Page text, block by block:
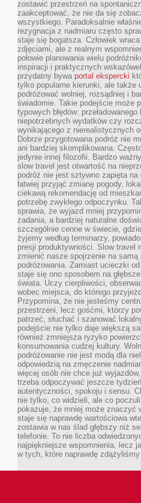
zostawić przestrzeń na
zaakceptować, że nie da się
wszystkiego. Paradoksalnie
rezygnacja z nadmiaru często
staje się bogatsza. Człowiek
zdjęciami, ale z realnym
połowie planowania wielu
inspiracji i praktycznych
przydatny bywa portal ekspercki
tylko popularne kierunki, ale także
podróżować wolniej, rozsądniej i
świadomie. Takie podejście może
typowych błędów: przeładowanego
niepotrzebnych wydatków czy
wynikającego z nierealistycznych
Dobrze przygotowana podróż nie
ani bardziej skomplikowana.
jedynie innej filozofii. Bardzo
slow travel jest otwartość na
podróż nie jest sztywno zapięta na
łatwiej przyjąć zmianę pogody,
ciekawą rekomendację od
potrzebę zwykłego odpoczynku.
sprawia, że wyjazd mniej
zadania, a bardziej naturalne
szczególnie cenne w świecie,
żyjemy według terminarzy,
presji produktywności. Slow travel
zmienić nasze spojrzenie na samą
podróżowania. Zamiast ucieczki
staje się ono sposobem na
świata. Uczy cierpliwości,
wobec miejsca, do którego
Przypomina, że nie jesteśmy
przestrzeni, lecz gośćmi, którzy
patrzeć, słuchać i szanować
podejście nie tylko daje większą
również zmniejsza ryzyko
konsumowania cudzej kultury.
podróżowanie nie jest modą dla
odpowiedzią na zmęczenie
więcej osób nie chce już
trzeba odpoczywać jeszcze
autentyczności, spokoju i sensu.
nie tylko, co widzieli, ale co
pokazuje, że mniej może znaczyć
staje się naprawdę wartościowa
zostawia w nas ślad głębszy niż
telefonie. To nie liczba
najpiękniejsze wspomnienia, lecz
w tych, które naprawdę